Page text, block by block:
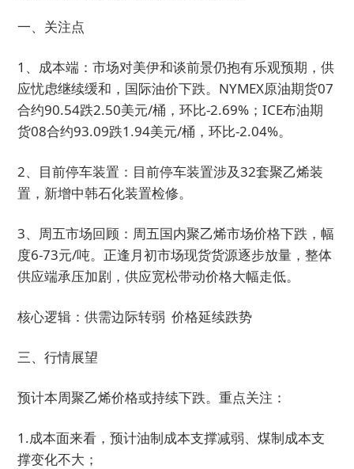
一、关注点
1、成本端：市场对美伊和谈前景仍抱有乐观预期，供
应忧虑继续缓和，国际油价下跌。NYMEX原油期货07
合约90.54跌2.50美元/桶，环比-2.69%；ICE布油期
货08合约93.09跌1.94美元/桶，环比-2.04%。
2、目前停车装置：目前停车装置涉及32套聚乙烯装
置，新增中韩石化装置检修。
3、周五市场回顾：周五国内聚乙烯市场价格下跌，幅
度6-73元/吨。正逢月初市场现货货源逐步放量，整体
供应端承压加剧，供应宽松带动价格大幅走低。
核心逻辑：供需边际转弱 价格延续跌势
三、行情展望
预计本周聚乙烯价格或持续下跌。重点关注：
1.成本面来看，预计油制成本支撑减弱、煤制成本支
撑变化不大；